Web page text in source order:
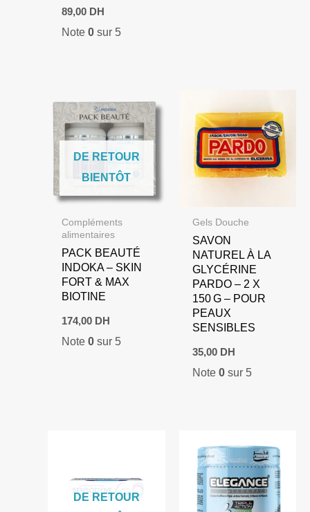
Le
prix
initial
89,00 DHLe
actuel
Note 0sur 5
DE RETOUR
BIENTÔT
Compléments
alimentaires
PACK BEAUTÉ
INDOKA – SKIN
FORT & MAX
BIOTINE
174,00 DH
Note 0sur 5
Gels Douche
SAVON
NATUREL À LA
GLYCÉRINE
PARDO – 2 X
150 G – POUR
PEAUX
SENSIBLES
35,00 DH
Note0 sur 5
DE RETOUR